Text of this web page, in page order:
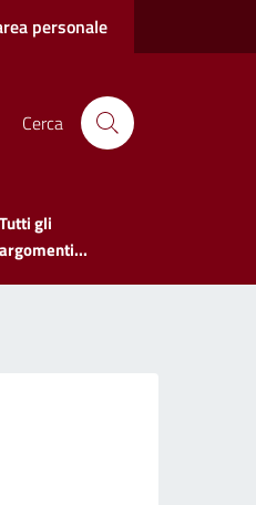
personale
Cerca
Tutti gli
argomenti...